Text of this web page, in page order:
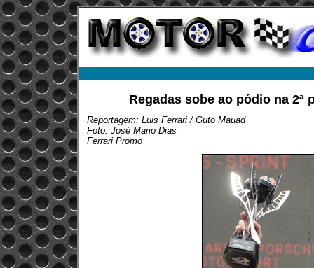
Regadas sobe ao pódio na 2ª
Reportagem: Luis Ferrari / Guto Mauad
Foto: José Mario Dias
Ferrari Promo